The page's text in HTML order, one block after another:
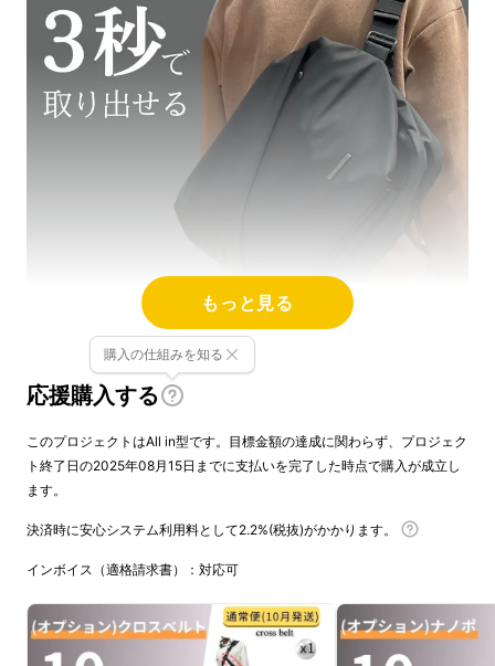
もっと見る
応援購入する
購入の仕組みを知る
このプロジェクトはAll in型です。目標金額の達成に関わらず、プロジェク
ト終了日の2025年08月15日までに支払いを完了した時点で購入が成立し
ます。
決済時に安心システム利用料として2.2%(税抜)がかかります。
インボイス（適格請求書）：対応可